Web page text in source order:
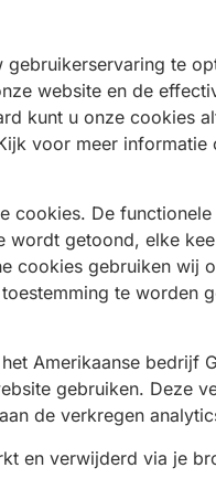
te
website en de
kunt u onze
voor meer
cookies. De
getoond, elke
cookies gebruiken
te worden
Amerikaanse bedrijf
gebruiken. Deze
de verkregen
en verwijderd via je